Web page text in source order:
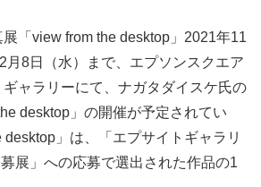
「view from the desktop」2021年11
月8日（水）まで、エプソンスクエア
ャラリーにて、ナガタダイスケ氏の
desktop」の開催が予定されてい
desktop」は、「エプサイトギャラリ
展」への応募で選出された作品の1